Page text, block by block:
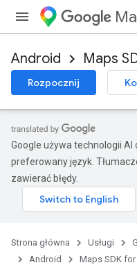
Android Maps
Rozpocznij
Google używa technologii
preferowany język.
zawierać błędy.
Strona główna Usługi
Android
Maps SDK